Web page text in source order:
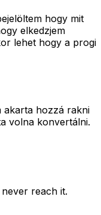
hogy mit
elkedzjem
lehet hogy a progi
akarta hozzá rakni
volna konvertálni.
reach it.